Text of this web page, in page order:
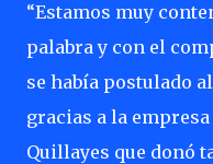
“Estamos muy
palabra y con el
se había postulado
gracias a la
Quillayes que donó